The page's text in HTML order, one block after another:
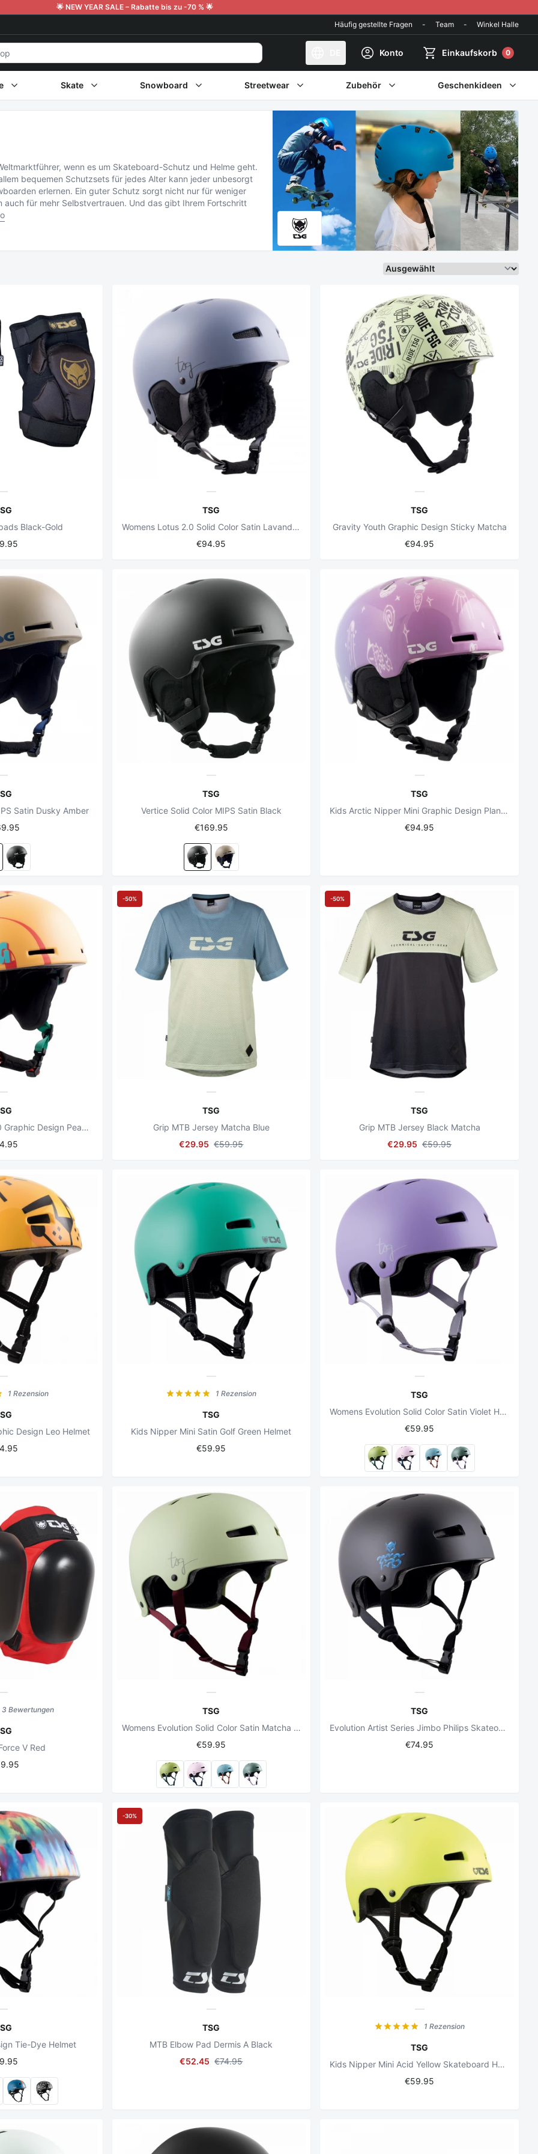
🌟 NEW YEAR SALE – Rabatte bis zu -70 % 🌟
Häufig gestellte Fragen
- Team - Winkel Halle
Konto Einkaufskorb 0
Skate Snowboard Streetwear Zubehör Geschenkideen
wenn es um Skateboard-Schutz und Helme geht.
bequemen Schutzsets für jedes Alter kann jeder unbesorgt
erlernen. Ein guter Schutz sorgt nicht nur für weniger
auch für mehr Selbstvertrauen. Und das gibt Ihrem Fortschritt
Sortieren Sie weiter
Black-Gold
TSG
Womens Lotus 2.0 Solid Color Satin Lavandula
€94.95
TSG
Gravity Youth Graphic Design Sticky Matcha
€94.95
Satin Dusky Amber
TSG
Vertice Solid Color MIPS Satin Black
€169.95
TSG
Kids Arctic Nipper Mini Graphic Design Planet s-g
€94.95
Arctic Nipper Maxi 2.0 Graphic Design Peachy Twist
TSG
Grip MTB Jersey Matcha Blue
€29.95 €59.95
-50%
TSG
Grip MTB Jersey Black Matcha
€29.95 €59.95
-50%
1 Rezension
Design Leo Helmet
1 Rezension
TSG
Kids Nipper Mini Satin Golf Green Helmet
€59.95
TSG
Womens Evolution Solid Color Satin Violet Helmet
€59.95
3 Bewertungen
V Red
TSG
Womens Evolution Solid Color Satin Matcha Helmet
€59.95
TSG
Evolution Artist Series Jimbo Philips Skateopus Helmet
€74.95
Tie-Dye Helmet
TSG
MTB Elbow Pad Dermis A Black
€52.45 €74.95
-30%
1 Rezension
TSG
Kids Nipper Mini Acid Yellow Skateboard Helmet
€59.95